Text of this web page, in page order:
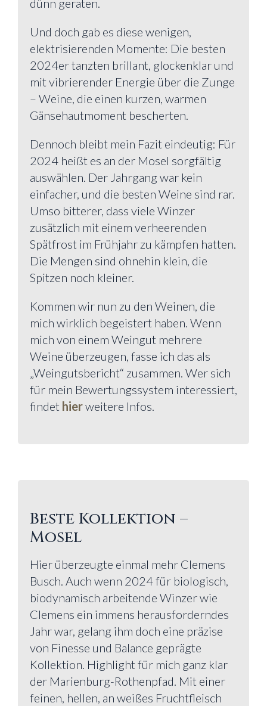
Und doch gab es diese wenigen,
elektrisierenden Momente: Die besten
2024er tanzten brillant, glockenklar und
mit vibrierender Energie über die Zunge
– Weine, die einen kurzen, warmen
Gänsehautmoment bescherten.
Dennoch bleibt mein Fazit eindeutig: Für
2024 heißt es an der Mosel sorgfältig
auswählen. Der Jahrgang war kein
einfacher, und die besten Weine sind rar.
Umso bitterer, dass viele Winzer
zusätzlich mit einem verheerenden
Spätfrost im Frühjahr zu kämpfen hatten.
Die Mengen sind ohnehin klein, die
Spitzen noch kleiner.
Kommen wir nun zu den Weinen, die
mich wirklich begeistert haben. Wenn
mich von einem Weingut mehrere
Weine überzeugen, fasse ich das als
„Weingutsbericht“ zusammen. Wer sich
für mein Bewertungssystem interessiert,
findet hierweitere Infos.
Beste Kollektion –
Mosel
Hier überzeugte einmal mehr Clemens
Busch. Auch wenn 2024 für biologisch,
biodynamisch arbeitende Winzer wie
Clemens ein immens herausforderndes
Jahr war, gelang ihm doch eine präzise
von Finesse und Balance geprägte
Kollektion. Highlight für mich ganz klar
der Marienburg-Rothenpfad. Mit einer
feinen, hellen, an weißes Fruchtfleisch